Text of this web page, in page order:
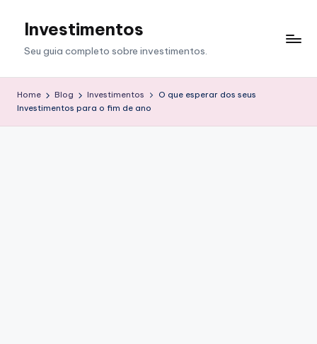
Investimentos
Seu guia completo sobre investimentos.
Home Blog Investimentos
O que esperar dos seus
Investimentos para o fim de ano